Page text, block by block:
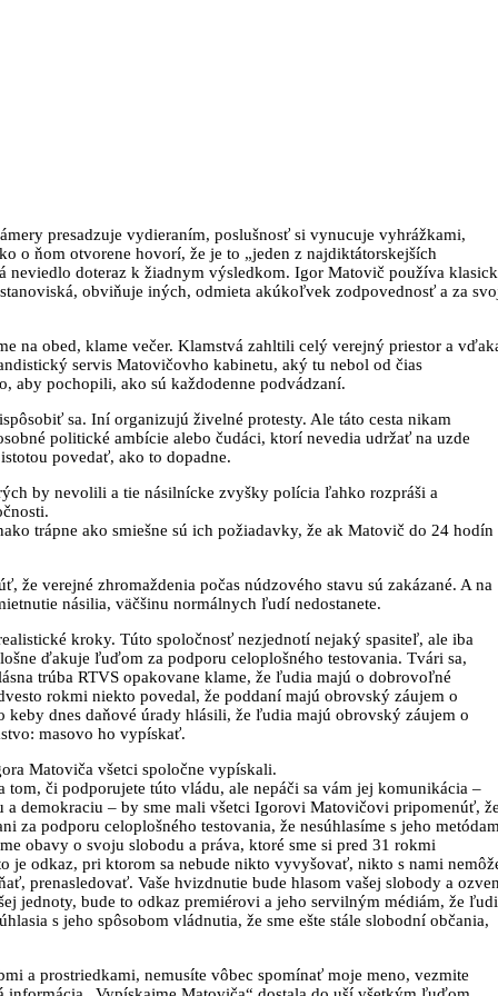
presadzuje vydieraním, poslušnosť si vynucuje vyhrážkami,
o ňom otvorene hovorí, že je to „jeden z najdiktátorskejších
doteraz k žiadnym výsledkom. Igor Matovič používa
obviňuje iných, odmieta akúkoľvek zodpovednosť a za
na obed, klame večer. Klamstvá zahltili celý verejný priestor a
servis Matovičovho kabinetu, aký tu nebol od čias
aby pochopili, ako sú každodenne podvádzaní.
sa. Iní organizujú živelné protesty. Ale táto cesta nikam
politické ambície alebo čudáci, ktorí nevedia udržať na uzde
povedať, ako to dopadne.
by nevolili a tie násilnícke zvyšky polícia ľahko rozpráši a
trápne ako smiešne sú ich požiadavky, že ak Matovič do 24 hodín
verejné zhromaždenia počas núdzového stavu sú zakázané. A na
násilia, väčšinu normálnych ľudí nedostanete.
kroky. Túto spoločnosť nezjednotí nejaký spasiteľ, ale iba
ďakuje ľuďom za podporu celoplošného testovania. Tvári sa,
trúba RTVS opakovane klame, že ľudia majú o dobrovoľné
rokmi niekto povedal, že poddaní majú obrovský záujem o
dnes daňové úrady hlásili, že ľudia majú obrovský záujem o
masovo ho vypískať.
Matoviča všetci spoločne vypískali.
či podporujete túto vládu, ale nepáči sa vám jej komunikácia –
a demokraciu – by sme mali všetci Igorovi Matovičovi pripomenúť, že
za podporu celoplošného testovania, že nesúhlasíme s jeho
obavy o svoju slobodu a práva, ktoré sme si pred 31 rokmi
je odkaz, pri ktorom sa nebude nikto vyvyšovať, nikto s nami
prenasledovať. Vaše hvizdnutie bude hlasom vašej slobody a
jednoty, bude to odkaz premiérovi a jeho servilným médiám, že
s jeho spôsobom vládnutia, že sme ešte stále slobodní občania,
a prostriedkami, nemusíte vôbec spomínať moje meno, vezmite